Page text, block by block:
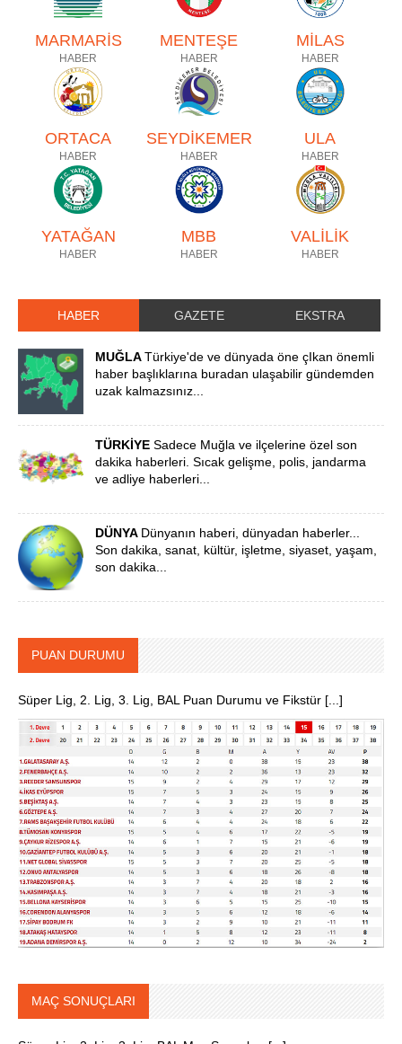
MARMARİS
HABER
MENTEŞE
HABER
MİLAS
HABER
ORTACA
HABER
SEYDİKEMER
HABER
ULA
HABER
YATAĞAN
HABER
MBB
HABER
VALİLİK
HABER
HABER GAZETE EKSTRA
MUĞLATürkiye'de ve dünyada öne çIkan önemli
haber başlıklarına buradan ulaşabilir gündemden
uzak kalmazsınız...
TÜRKİYESadece Muğla ve ilçelerine özel son
dakika haberleri. Sıcak gelişme, polis, jandarma
ve adliye haberleri...
DÜNYA Dünyanın haberi, dünyadan haberler...
Son dakika, sanat, kültür, işletme, siyaset, yaşam,
son dakika...
PUAN DURUMU
Süper Lig, 2. Lig, 3. Lig, BAL Puan Durumu ve Fikstür [...]
MAÇ SONUÇLARI